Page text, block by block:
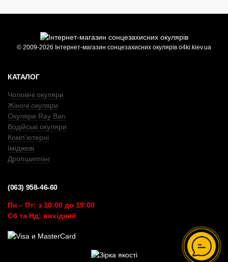
© 2009-2026 Інтернет-магазин сонцезахисних окулярів o4ki.kiev.ua
КАТАЛОГ
Чоловічі окуляри
Жіночі окуляри
Окуляри Ray Ban
Водійські окуляри
Комп’ютерні
Іміджеві
Дропшиппінг
(063) 958-46-60
Пн – Пт: з 10:00 до 19:00
Сб та Нд: вихідний